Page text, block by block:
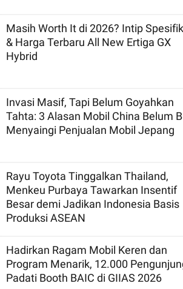
Masih Worth It di 2026? Intip
& Harga Terbaru All New Ertiga GX
Hybrid
Invasi Masif, Tapi Belum Goyahkan
Tahta: 3 Alasan Mobil China Belum
Menyaingi Penjualan Mobil Jepang
Rayu Toyota Tinggalkan Thailand,
Menkeu Purbaya Tawarkan Insentif
Besar demi Jadikan Indonesia Basis
Produksi ASEAN
Hadirkan Ragam Mobil Keren dan
Program Menarik, 12.000
Padati Booth BAIC di GIIAS 2026